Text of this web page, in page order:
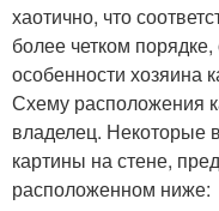
хаотично, что
более четком
особенности хозяина
Схему расположения
владелец. Некоторые
картины на стене,
расположенном ниже: